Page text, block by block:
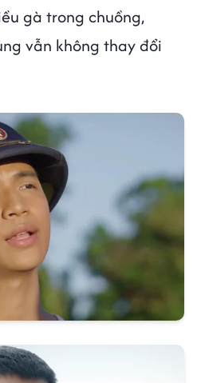
gà trong chuồng,
vẫn không thay đổi